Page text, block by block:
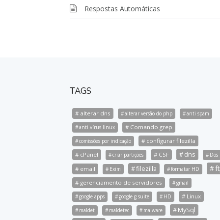
Respostas Automáticas
TAGS
alterar dns alterar versão do php
anti spam
anti vírus linux
Comando grep
comissões por indicação
configurar filezilla
cPanel
criar partições CSF dns Dos
email Exim filezilla formatar HD
gerenciamento de servidores
gmail
google apps
google g suite HD Linux
maldet maldetec malware
MySql